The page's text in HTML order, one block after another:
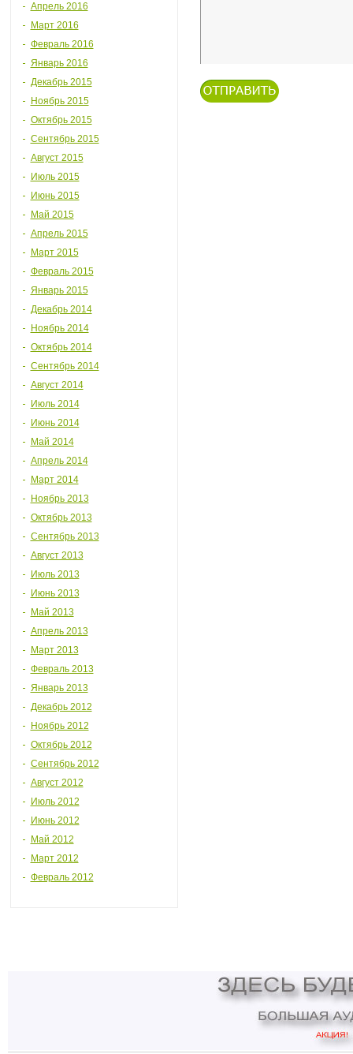
Апрель 2016
Март 2016
Февраль 2016
Январь 2016
Декабрь 2015
Ноябрь 2015
Октябрь 2015
Сентябрь 2015
Август 2015
Июль 2015
Июнь 2015
Май 2015
Апрель 2015
Март 2015
Февраль 2015
Январь 2015
Декабрь 2014
Ноябрь 2014
Октябрь 2014
Сентябрь 2014
Август 2014
Июль 2014
Июнь 2014
Май 2014
Апрель 2014
Март 2014
Ноябрь 2013
Октябрь 2013
Сентябрь 2013
Август 2013
Июль 2013
Июнь 2013
Май 2013
Апрель 2013
Март 2013
Февраль 2013
Январь 2013
Декабрь 2012
Ноябрь 2012
Октябрь 2012
Сентябрь 2012
Август 2012
Июль 2012
Июнь 2012
Май 2012
Март 2012
Февраль 2012